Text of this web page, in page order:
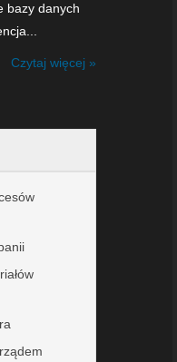
bazy danych
Czytaj więcej »